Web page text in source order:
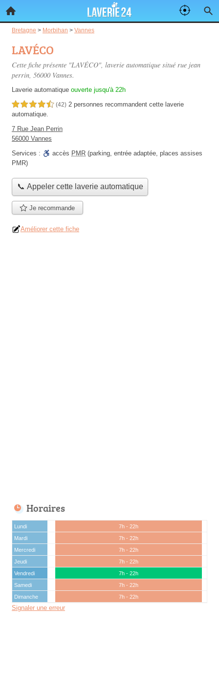
Bretagne > Morbihan > Vannes
LAVÉCO
Cette fiche présente "LAVÉCO", laverie automatique situé rue jean
perrin, 56000 Vannes.
Laverie automatique ouverte jusqu'à 22h
4,5 étoiles sur 5 (42) 2 personnes recommandent cette laverie
automatique.
7 Rue Jean Perrin
56000 Vannes
Services :
accès PMR (parking, entrée adaptée, places assises
PMR)
📞 Appeler cette laverie automatique
Je recommande
Améliorer cette fiche
Horaires
Lundi
7h - 22h
Mardi
7h - 22h
Mercredi
7h - 22h
Jeudi
7h - 22h
Vendredi
7h - 22h
Samedi
7h - 22h
Dimanche
7h - 22h
Signaler une erreur